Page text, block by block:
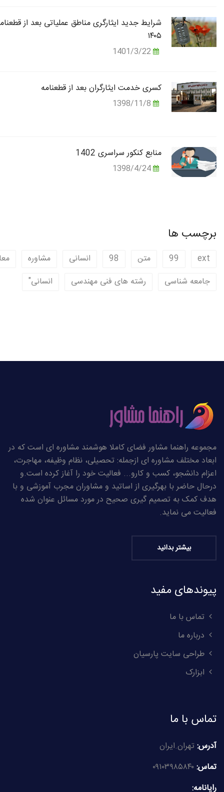
شرایط جدید ایثارگری مناطق عملیاتی بعد از
۱۴۰۵
کسری خدمت ایثارگران بعد از قطعنامه
منابع کنکور سراسری 1402
برچسب ها
ext
99 متن 98 انسانی مشاوره
جامعه شناسی
رشته های فنی مهندسی انسانی"
مجموعه راهنما مشاور فضای کاملا هوشمند مشاوره ای است که در
ابعاد مختلف مشاوره ای ازجمله: تحصیلی، نظام وظیفه، مهاجرت،
اعزام دانشجو، کسب و کارو... فعالیت خود را آغاز کرده است.و
درحال حاضر با بهرگیری از اساتید و مشاوران مجرب آموزشی و با
هدف کمک به تصمیم گیری صحیح در مورد مسائل عنوان شده
فعالیت می نماید.
بیشتر بدانید
پیوندهای مفید
تماس با ما
درباره ما
طراحی سایت پارسیان
ابزارک
تماس با ما
آدرس:تهران.ایران
تماس:
رایانامه: